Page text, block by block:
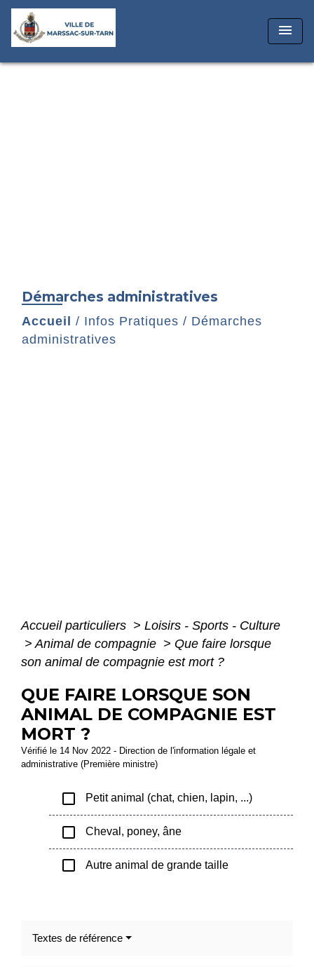
menu
Démarches administratives
Accueil / Infos Pratiques / Démarches
administratives
Accueil particuliers > Loisirs - Sports - Culture
> Animal de compagnie > Que faire lorsque
son animal de compagnie est mort ?
QUE FAIRE LORSQUE SON
ANIMAL DE COMPAGNIE EST
MORT ?
Vérifié le 14 Nov 2022 - Direction de l'information légale et
administrative (Première ministre)
check_box_outline_blank Petit animal (chat, chien, lapin, ...)
check_box_outline_blank Cheval, poney, âne
check_box_outline_blank Autre animal de grande taille
Textes de référence